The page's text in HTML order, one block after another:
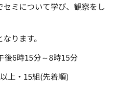
ミについて学び、観察をし
ります。
後6時15分～8時15分
上・15組(先着順)